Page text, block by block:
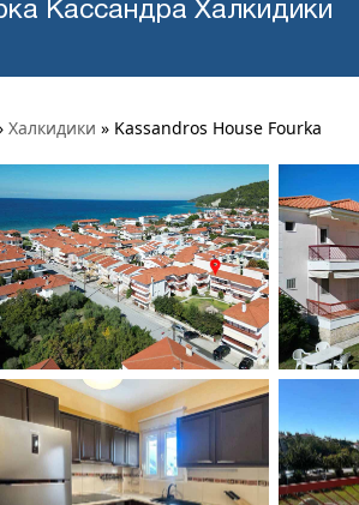
Кассандра Халкидики
Халкидики » Kassandros House Fourka